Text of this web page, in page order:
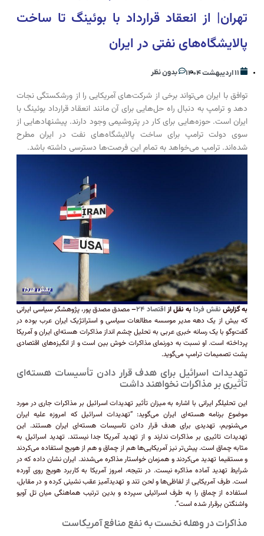
تهران| از انعقاد قرارداد با بوئینگ تا ساخت
پالایشگاه‌های نفتی در ایران
۱۱ اردیبهشت ۱۴۰۴ بدون نظر
توافق با ایران می‌تواند برخی از شرکت‌های آمریکایی را از ورشکستگی نجات
دهد و ترامپ به دنبال راه حل‌هایی برای آن مانند انعقاد قرارداد بوئینگ با
ایران است. حوزه‌هایی برای کار در پتروشیمی وجود دارند. پیشنهاد‌هایی از
سوی دولت ترامپ برای ساخت پالایشگاه‌های نفت در ایران مطرح
شده‌اند. ترامپ می‌خواهد به تمام این فرصت‌ها دسترسی داشته باشد.
به گزارش نقش فردابه نقل ازاقتصاد ۲۴ –مصدق مصدق پور، پژوهشگر سیاسی ایرانی
که بیش از یک دهه مدیر موسسه مطالعات سیاسی و استراتژیک ایران عرب بوده در
گفت‌و‌گو با یک رسانه خبری عربی به تحلیل چشم انداز مذاکرات هسته‌ای ایران و آمریکا
پرداخته است. او نسبت به دورنمای مذاکرات خوش بین است و از انگیزه‌های اقتصادی
پشت تصمیمات ترامپ می‌گوید.
تهدیدات اسرائیل برای هدف قرار دادن تأسیسات هسته‌ای
تأثیری بر مذاکرات نخواهند داشت
این تحلیلگر ایرانی با اشاره به میزان تأثیر تهدیدات اسرائیل بر مذاکرات جاری در مورد
موضوع برنامه هسته‌ای ایران می‌گوید: “تهدیدات اسرائیل که امروزه علیه ایران
می‌شنویم، تهدیدی برای هدف قرار دادن تاسیسات هسته‌ای ایران هستند. این
تهدیدات تاثیری بر مذاکرات ندارند و از تهدید آمریکا جدا نیستند. تهدید اسرائیل به
مثابه چماق است. پیش‌تر نیز آمریکایی‌ها هم از چماق و هم از هویج استفاده می‌کردند
و مستقیما تهدید می‌کردند و همزمان خواستار مذاکره می‌شدند. ایران نشان داده که در
شرایط تهدید آماده مذاکره نیست. در نتیجه، امروز آمریکا به کاربرد هویج روی آورده
است. طرف آمریکایی از لفاظی‌ها و لحن تند و تهدیدآمیز عقب نشینی کرده و در مقابل،
استفاده از چماق را به طرف اسرائیلی سپرده و بدین ترتیب هماهنگی میان تل آویو
واشنگتن برقرار شده است”.
مذاکرات در وهله نخست به نفع منافع آمریکاست